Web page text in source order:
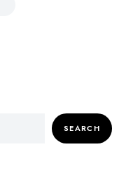
SEARCH